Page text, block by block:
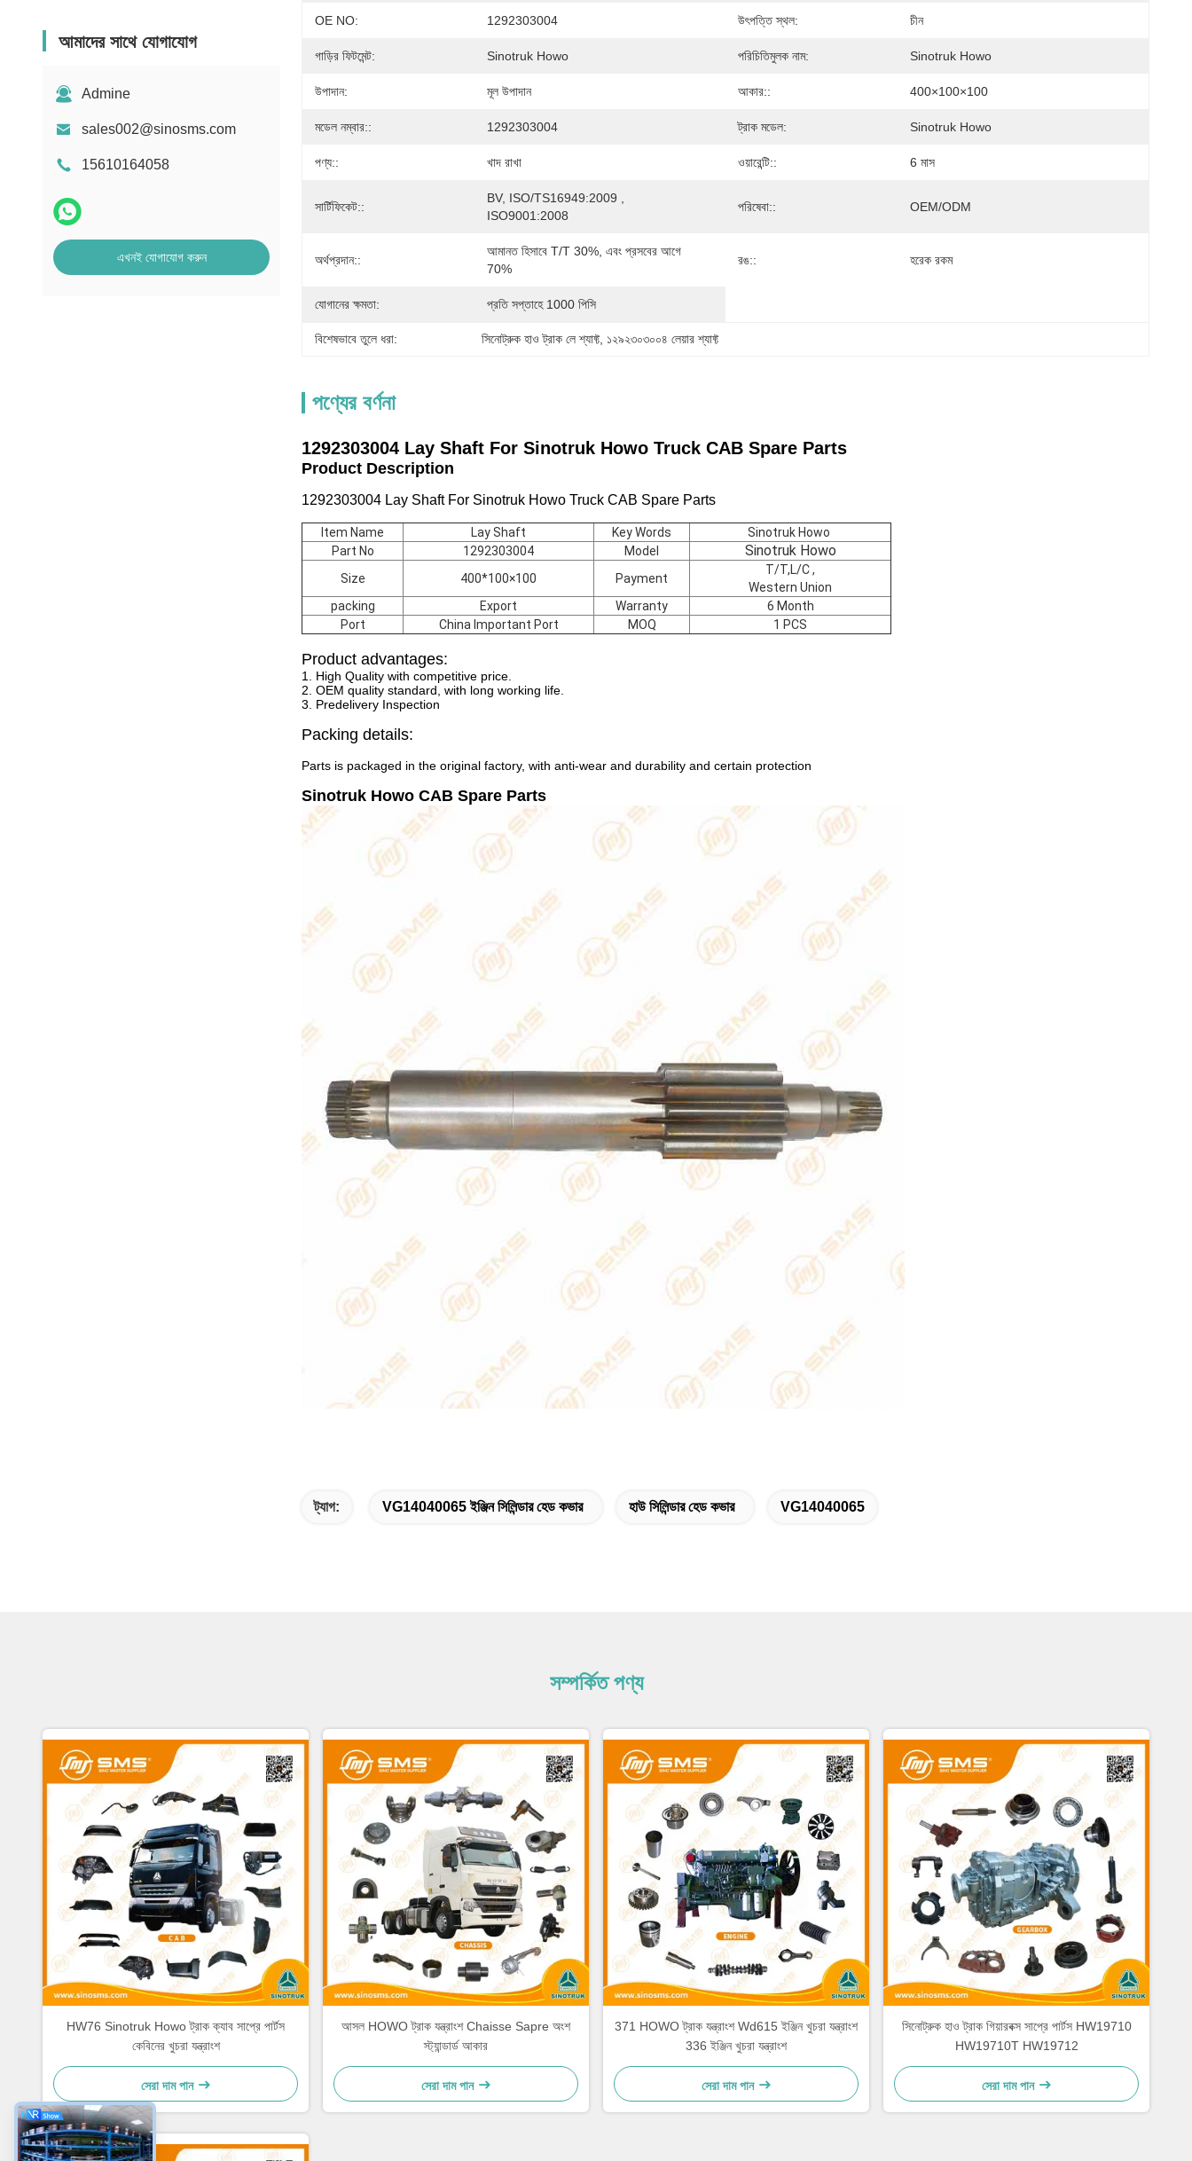
আমাদের সাথে যোগাযোগ
Admine
sales002@sinosms.com
15610164058
এখনই যোগাযোগ করুন
OE NO: 1292303004 উৎপত্তি স্থল: চীন
গাড়ির ফিটমেন্ট: Sinotruk Howo পরিচিতিমুলক নাম: Sinotruk Howo
উপাদান: মূল উপাদান আকার:: 400×100×100
মডেল নম্বার:: 1292303004 ট্রাক মডেল: Sinotruk Howo
পণ্য:: খাদ রাখা ওয়ারেন্টি:: 6 মাস
সার্টিফিকেট::
BV, ISO/TS16949:2009 ,
ISO9001:2008
পরিষেবা:: OEM/ODM
অর্থপ্রদান::
আমানত হিসাবে T/T 30%, এবং প্রসবের আগে
70%
রঙ:: হরেক রকম
যোগানের ক্ষমতা: প্রতি সপ্তাহে 1000 পিসি
বিশেষভাবে তুলে ধরা: সিনোট্রুক হাও ট্রাক লে শ্যাফ্ট ১২৯২৩০৩০০৪ লেয়ার শ্যাফ্ট
পণ্যের বর্ণনা
1292303004 Lay Shaft For Sinotruk Howo Truck CAB Spare Parts
Product Description
1292303004 Lay Shaft For Sinotruk Howo Truck CAB Spare Parts
Item Name Lay Shaft Key Words
Sinotruk Howo
Part No
1292303004 Model Sinotruk Howo
Size 400*100×100 Payment
T/T,L/C ,
Western Union
packing
Export Warranty
6 Month
Port
China Important Port MOQ 1 PCS
Product advantages:
1. High Quality with competitive price.
2. OEM quality standard, with long working life.
3. Predelivery Inspection
Packing details:
Parts is packaged in the original factory, with anti-wear and durability and certain protection
Sinotruk Howo CAB Spare Parts
ট্যাগ: VG14040065 ইঞ্জিন সিলিন্ডার হেড কভার হাউ সিলিন্ডার হেড কভার VG14040065
সম্পর্কিত পণ্য
HW76 Sinotruk Howo ট্রাক ক্যাব সাপ্রে পার্টস
কেবিনের খুচরা যন্ত্রাংশ
সেরা দাম পান
আসল HOWO ট্রাক যন্ত্রাংশ Chaisse Sapre অংশ
স্ট্যান্ডার্ড আকার
সেরা দাম পান
371 HOWO ট্রাক যন্ত্রাংশ Wd615 ইঞ্জিন খুচরা যন্ত্রাংশ
336 ইঞ্জিন খুচরা যন্ত্রাংশ
সেরা দাম পান
সিনোট্রুক হাও ট্রাক গিয়ারবক্স সাপ্রে পার্টস HW19710
HW19710T HW19712
সেরা দাম পান